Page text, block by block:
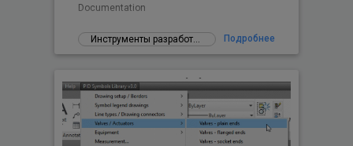
Documentation
Инструменты разработчика Подробнее